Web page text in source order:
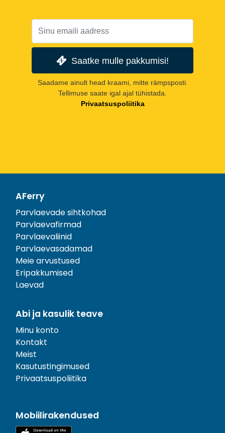
Saatke mulle pakkumisi!
Saadame ainult head kraami, mitte rämpsposti.
Tellimuse saate igal ajal tühistada.
Privaatsuspoliitika
AFerry
Parvlaevade sihtkohad
Parvlaevafirmad
Parvlaevaliinid
Parvlaevasadamad
Meie arvustused
Eripakkumised
Laevad
Abi ja kasulik teave
Minu konto
Kontakt
Meist
Kasutustingimused
Privaatsuspoliitika
Mobiilirakendused